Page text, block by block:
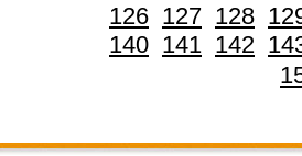
126 127 128
140 141 142